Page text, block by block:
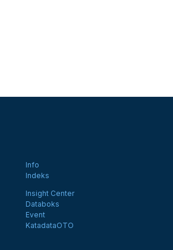
Info
Indeks
Insight Center
Databoks
Event
KatadataOTO